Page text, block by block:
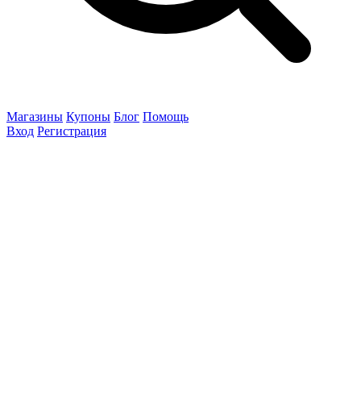
Магазины Купоны Блог Помощь
Вход Регистрация